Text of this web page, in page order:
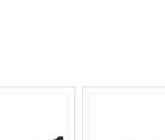
应重新调
的原由是